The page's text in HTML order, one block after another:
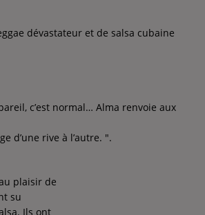
dévastateur et de salsa cubaine
c’est normal… Alma renvoie aux
d’une rive à l’autre. ".
plaisir de
su
Ils ont